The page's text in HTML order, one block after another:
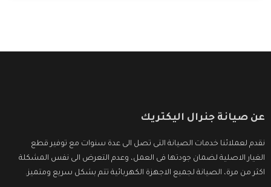
عن صيانة جنرال اليكتريك
نقدم لعملائنا خدمات الصيانة التى تصل الى عدة سنوات مع توفير قطع
الغيار الاصلية لضمان جودتها فى العمل، وعدم التعرض الى نفس المشكلة
اكثر من مرة، الصيانة لجميع الاجهزة الكهربائية تتم بشكل سريع ومتميز.